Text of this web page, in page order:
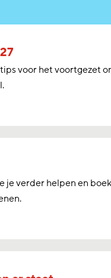
voor het voortgezet
je verder helpen en